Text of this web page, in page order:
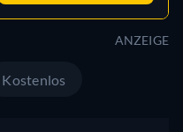
ANZEIGE
Kostenlos